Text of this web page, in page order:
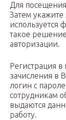
Для
Затем укажите
используется
такое
авторизации.
Регистрация в
зачисления в
логин с
сотрудникам
выдаются
работу.